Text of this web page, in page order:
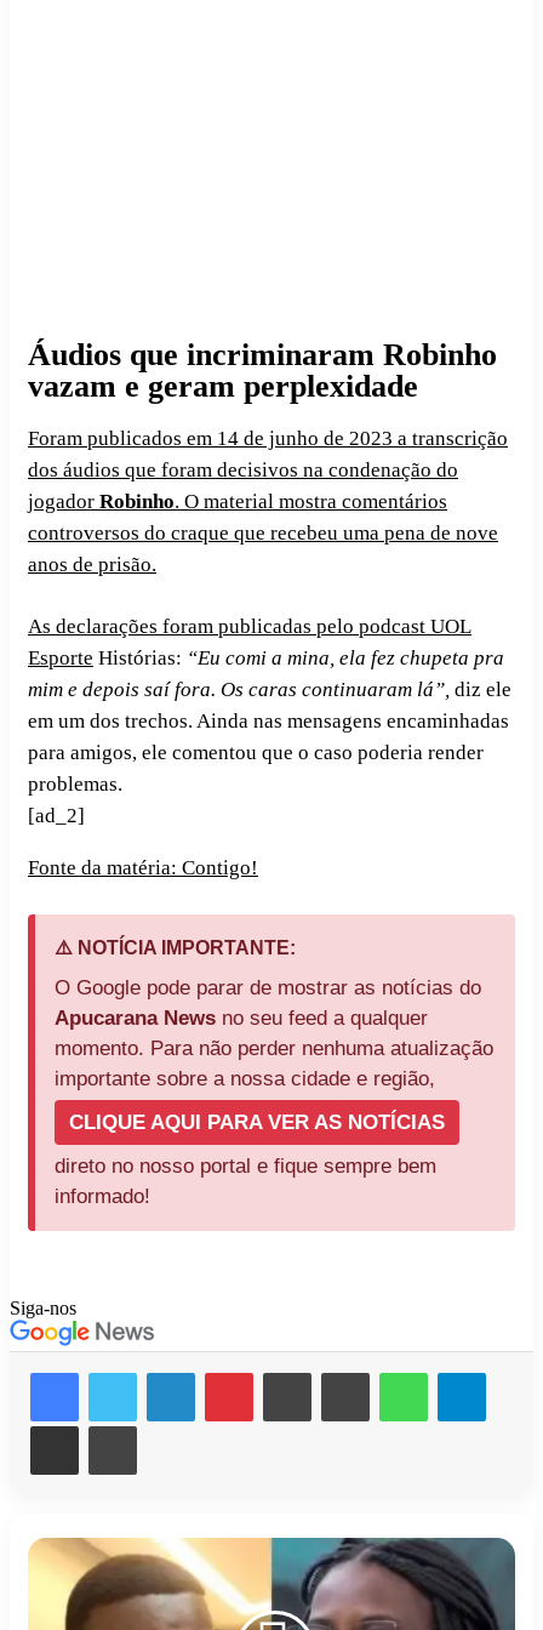
Áudios que incriminaram Robinho
vazam e geram perplexidade
Foram publicados em 14 de junho de 2023 a transcrição
dos áudios que foram decisivos na condenação do
jogador Robinho. O material mostra comentários
controversos do craque que recebeu uma pena de nove
anos de prisão.
As declarações foram publicadas pelo podcast UOL
Esporte Histórias: “Eu comi a mina, ela fez chupeta pra
mim e depois saí fora. Os caras continuaram lá”, diz ele
em um dos trechos. Ainda nas mensagens encaminhadas
para amigos, ele comentou que o caso poderia render
problemas.
[ad_2]
Fonte da matéria: Contigo!
⚠️ NOTÍCIA IMPORTANTE:
O Google pode parar de mostrar as notícias do
Apucarana News no seu feed a qualquer
momento. Para não perder nenhuma atualização
importante sobre a nossa cidade e região,
CLIQUE AQUI PARA VER AS NOTÍCIAS
direto no nosso portal e fique sempre bem
informado!
Siga-nos
Facebook
X LinkedinPinterestMessengerMessengerWhatsApp
Compartilhar via e-mail Imprimir
Irmão
Leidy